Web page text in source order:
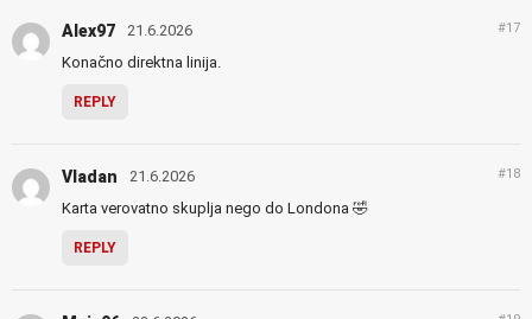
Alex97 21.6.2026 #17
Konačno direktna linija.
REPLY
Vladan 21.6.2026 #18
Karta verovatno skuplja nego do Londona 🤣
REPLY